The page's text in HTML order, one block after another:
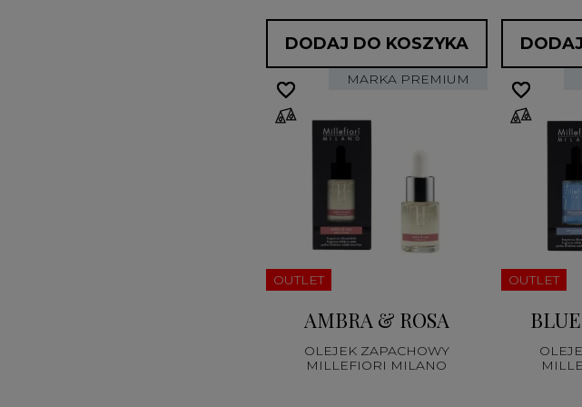
DODAJ DO KOSZYKA
MARKA PREMIUM
OUTLET
AMBRA & ROSA
OLEJEK ZAPACHOWY
MILLEFIORI MILANO
favorite_border
favorite_border
OUTLET
favorite_border
favorite_border